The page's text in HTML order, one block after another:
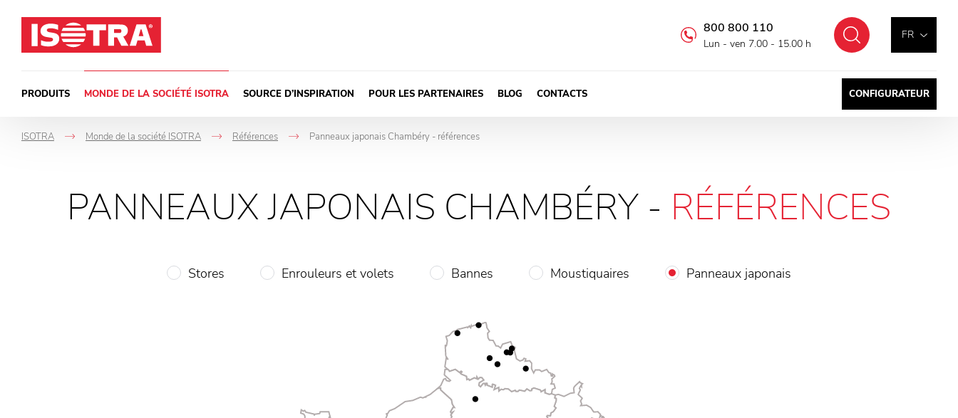
FR
Chercher
800 800 110
Lun - ven 7.00 - 15.00 h
PRODUITS MONDE DE LA SOCIÉTÉ ISOTRA SOURCE D’INSPIRATION POUR LES PARTENAIRES BLOG CONTACTS CONFIGURATEUR
ISOTRA
->
Monde de la société ISOTRA
->
Références Panneaux japonais Chambéry - références
PANNEAUX JAPONAIS CHAMBÉRY - RÉFÉRENCES
Stores Enrouleurs et volets Bannes Moustiquaires Panneaux japonais